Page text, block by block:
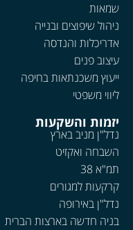
שמאות
ניהול שיפוצים ובנייה
אדריכלות והנדסה
עיצוב פנים
ייעוץ משכנתאות בחיפה
ליווי משפטי
יזמות והשקעות
נדל"ן מניב בארץ
השבחה ואקזיט
תמ"א 38
קרקעות למגורים
נדל"ן באירופה
בניה חדשה בארצות הברית